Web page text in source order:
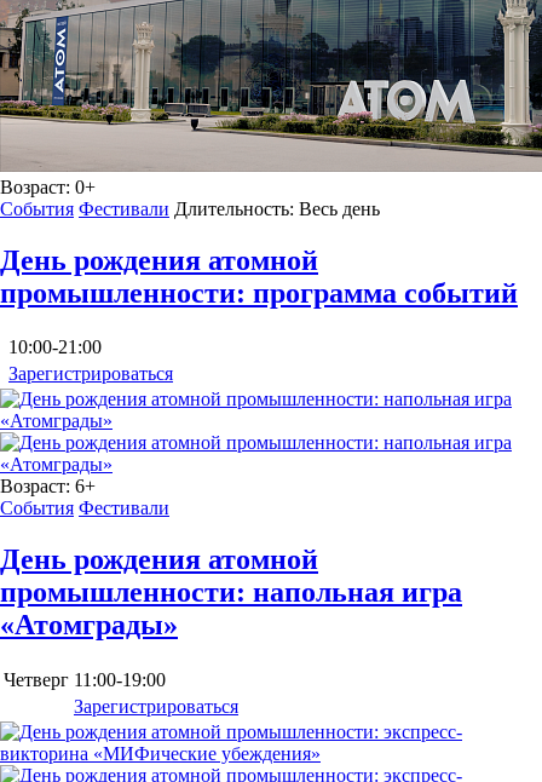
Возраст: 0+
События Фестивали Длительность: Весь день
День рождения атомной
промышленности: программа событий
10:00-21:00
Зарегистрироваться
Возраст: 6+
События Фестивали
День рождения атомной
промышленности: напольная игра
«Атомграды»
Четверг 11:00-19:00
Зарегистрироваться